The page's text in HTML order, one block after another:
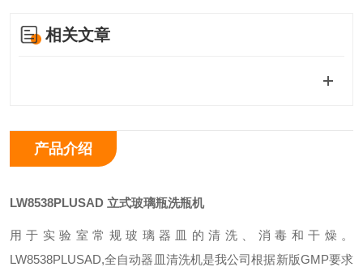
相关文章
产品介绍
LW8538PLUSAD 立式玻璃瓶洗瓶机
用于实验室常规玻璃器皿的清洗、消毒和干燥。
LW8538PLUSAD,全自动器皿清洗机是我公司根据新版GMP要求